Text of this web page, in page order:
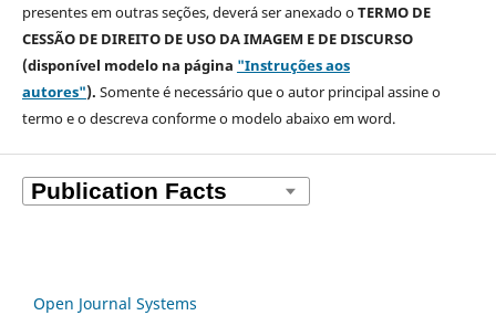
presentes em outras seções, deverá ser anexado oTERMO DE
CESSÃO DE DIREITO DE USO DA IMAGEM E DE DISCURSO
(disponível modelo na página "Instruções aos
autores"). Somente é necessário que o autor principal assine o
termo e o descrevaconforme o modelo abaixo em word.
Open Journal Systems